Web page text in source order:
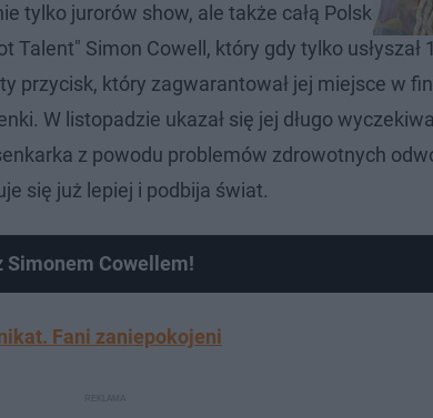
tylko jurorów show, ale także całą Polskę. Jej
Talent" Simon Cowell, który gdy tylko usłyszał
przycisk, który zagwarantował jej miejsce w
W listopadzie ukazał się jej długo
z powodu problemów zdrowotnych
się już lepiej i podbija świat.
Simonem Cowellem!
Fani zaniepokojeni